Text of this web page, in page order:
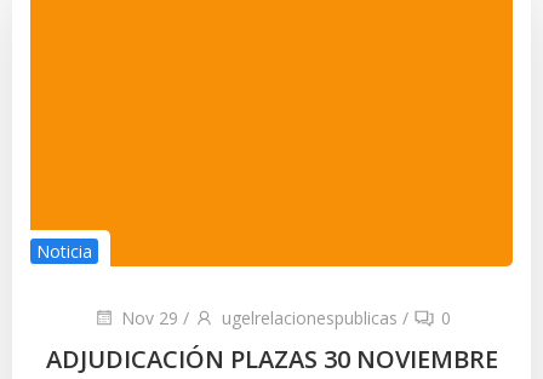
Noticia
Nov 29 / ugelrelacionespublicas / 0
ADJUDICACIÓN PLAZAS 30 NOVIEMBRE